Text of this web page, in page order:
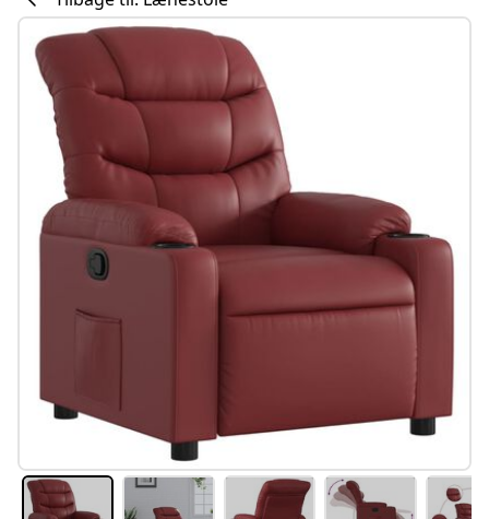
#sharemevidaxl